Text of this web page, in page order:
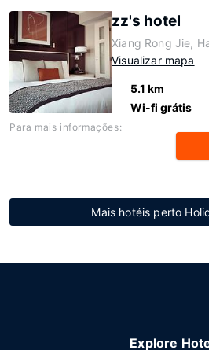
zz's hotel
Xiang Rong Jie,
Visualizar mapa
5.1 km
Wi-fi grátis
Para mais informações:
Mais hotéis perto
Explore